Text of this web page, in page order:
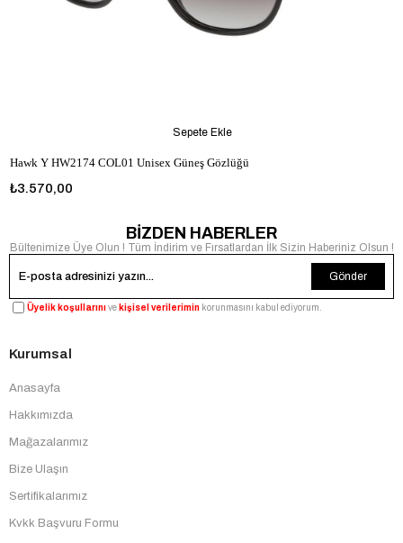
Hawk Y HW2174 COL01 Unisex Güneş Gözlüğü
₺3.570,00
Sepete Ekle
BİZDEN HABERLER
Bültenimize Üye Olun ! Tüm İndirim ve Fırsatlardan İlk Sizin Haberiniz Olsun !
Gönder
Üyelik koşullarınıve kişisel verilerimin korunmasını kabul ediyorum.
Kurumsal
Anasayfa
Hakkımızda
Mağazalarımız
Bize Ulaşın
Sertifikalarımız
Kvkk Başvuru Formu